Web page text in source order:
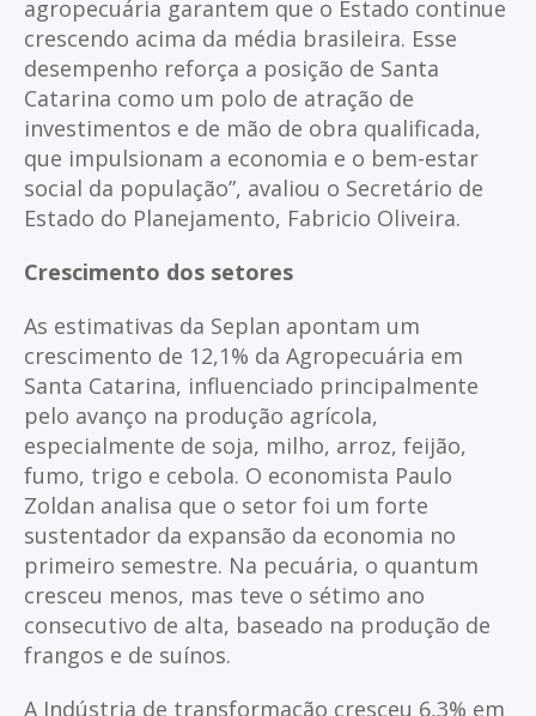
agropecuária garantem que o Estado continue
crescendo acima da média brasileira. Esse
desempenho reforça a posição de Santa
Catarina como um polo de atração de
investimentos e de mão de obra qualificada,
que impulsionam a economia e o bem-estar
social da população”, avaliou o Secretário de
Estado do Planejamento, Fabricio Oliveira.
Crescimento dos setores
As estimativas da Seplan apontam um
crescimento de 12,1% da Agropecuária em
Santa Catarina, influenciado principalmente
pelo avanço na produção agrícola,
especialmente de soja, milho, arroz, feijão,
fumo, trigo e cebola. O economista Paulo
Zoldan analisa que o setor foi um forte
sustentador da expansão da economia no
primeiro semestre. Na pecuária, o quantum
cresceu menos, mas teve o sétimo ano
consecutivo de alta, baseado na produção de
frangos e de suínos.
A Indústria de transformação cresceu 6,3% em